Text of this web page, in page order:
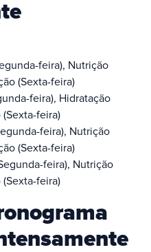
feira), Nutrição
(Sexta-feira)
feira), Hidratação
(Sexta-feira)
feira), Nutrição
(Sexta-feira)
feira), Nutrição
(Sexta-feira)